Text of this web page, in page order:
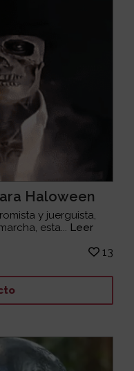
Haloween
y juerguista,
esta... Leer
13